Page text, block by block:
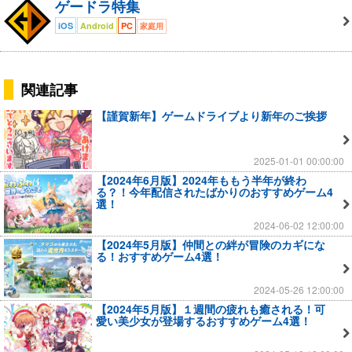
ゲードラ特集
iOS Android PC 家庭用
関連記事
【謹賀新年】ゲームドライブより新年のご挨拶
2025-01-01 00:00:00
【2024年6月版】2024年ももう半年が終わ
る？！今年配信されたばかりのおすすめゲーム4
選！
2024-06-02 12:00:00
【2024年5月版】仲間との絆が冒険のカギにな
る！おすすめゲーム4選！
2024-05-26 12:00:00
【2024年5月版】１週間の疲れも癒される！可
愛い美少女が登場するおすすめゲーム4選！